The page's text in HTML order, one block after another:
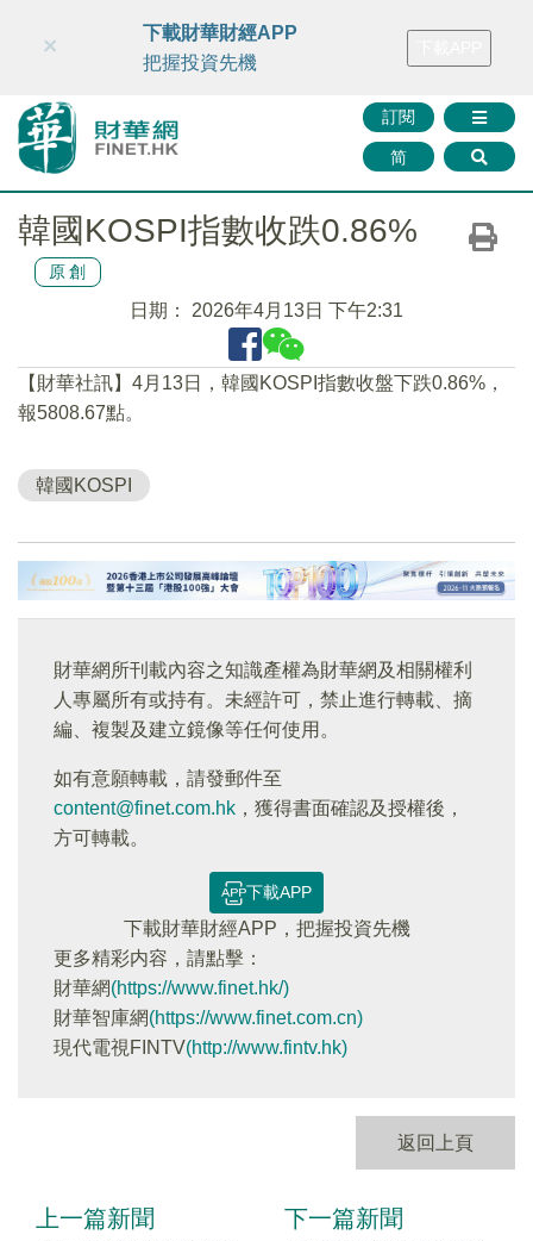
財華智庫網 FINTV FINMETA 財華證券 媒體矩陣
訂閱
简
×
下載財華財經APP
把握投資先機
韓國KOSPI指數收跌0.86%
原創
日期： 2026年4月13日 下午2:31
​【財華社訊】4月13日，韓國KOSPI指數收盤下跌0.86%，
報5808.67點。
韓國KOSPI
財華網所刊載內容之知識產權為財華網及相關權利
人專屬所有或持有。未經許可，禁止進行轉載、摘
編、複製及建立鏡像等任何使用。
如有意願轉載，請發郵件至
content@finet.com.hk ，獲得書面確認及授權後，
方可轉載。
下載APP
下載財華財經APP，把握投資先機
更多精彩内容，請點擊：
財華網(https://www.finet.hk/)
財華智庫網(https://www.finet.com.cn)
現代電視FINTV(http://www.fintv.hk)
返回上頁
上一篇新聞 下一篇新聞